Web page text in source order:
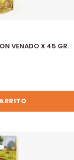
VENADO X 45 GR.